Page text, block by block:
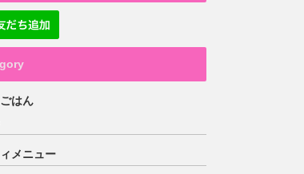
はん
メニュー